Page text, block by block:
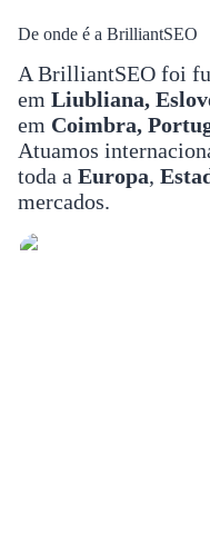
De onde é a BrilliantSEO
A BrilliantSEO foi
em Liubliana,
em Coimbra,
Atuamos
toda a Europa,
mercados.